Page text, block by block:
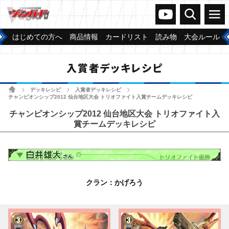
ヴァンガードch
検索 メニュー
はじめての方へ 商品情報 カードリスト 読み物 大会ルール
入賞者デッキレシピ
ホームデッキレシピ 入賞者デッキレシピ
チャンピオンシップ2012 仙台地区大会 トリオファイト入賞チームデッキレシピ
チャンピオンシップ2012 仙台地区大会 トリオファイト入
賞チームデッキレシピ
クラン：かげろう